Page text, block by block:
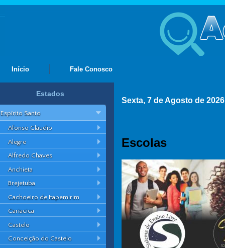
Início Fale Conosco
Estados
Espírito Santo
Afonso Cláudio
Alegre
Alfredo Chaves
Anchieta
Brejetuba
Cachoeiro de Itapemirim
Cariacica
Castelo
Conceição do Castelo
Sexta, 7 de Agosto de 2026
Escolas